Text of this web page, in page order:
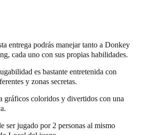
entrega podrás manejar tanto a Donkey
cada uno con sus propias habilidades.
es bastante entretenida con
y zonas secretas.
gráficos coloridos y divertidos con una
ser jugado por 2 personas al mismo